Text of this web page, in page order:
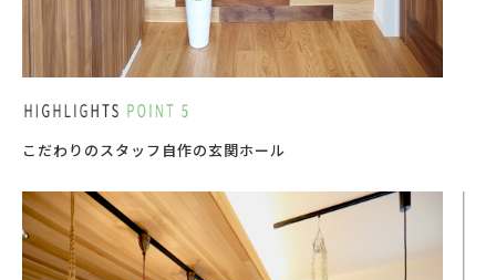
こだわりのスタッフ自作の玄関ホール